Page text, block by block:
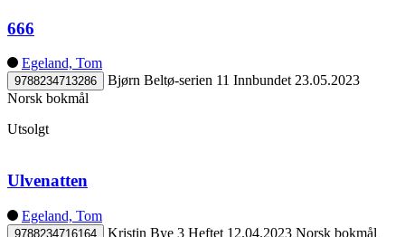
666
Egeland, Tom
9788234713286 Bjørn Beltø-serien 11 Innbundet 23.05.2023
Norsk bokmål
Utsolgt
Ulvenatten
Egeland, Tom
9788234716164 Kristin Bye 3 Heftet 12.04.2023 Norsk bokmål